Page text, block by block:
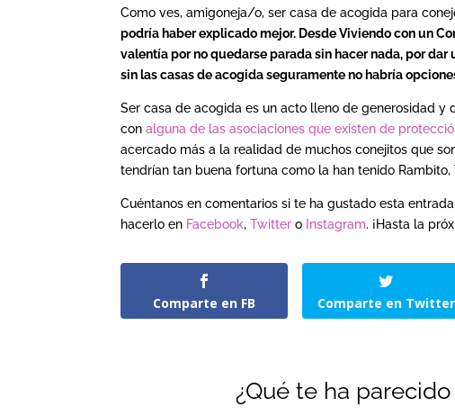
Como ves, amigoneja/o, ser casa de acogida para
podría haber explicado mejor. Desde Viviendo con un
valentía por no quedarse parada sin hacer nada, por
sin las casas de acogida seguramente no habría
Ser casa de acogida es un acto lleno de generosidad
conalguna de las asociaciones que existen de
acercado más a la realidad de muchos conejitos que
tendrían tan buena fortuna como la han tenido
Cuéntanos en comentarios si te ha gustado esta
hacerlo en Facebook,Twitter o Instagram. ¡Hasta la
Comparte en FB Comparte en Twitter
¿Qué te ha